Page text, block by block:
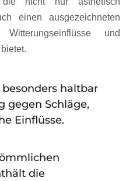
einen ausgezeichneten
und
haltbar
gegen Schläge,
Einflüsse.
die